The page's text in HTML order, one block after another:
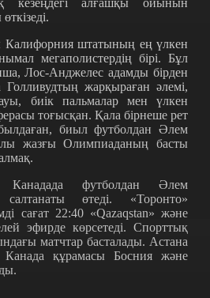
штатының ең үлкен
мегаполистердің бірі. Бұл
Лос-Анджелес адамды бірден
жарқыраған әлемі,
биік пальмалар мен үлкен
тоғысқан. Қала бірнеше рет
биыл футболдан Әлем
жазғы Олимпиаданың басты
Канадада футболдан Әлем
өтеді. «Торонто»
сағат 22:40 «Qazaqstan» және
эфирде көрсетеді. Спорттық
матчтар басталады. Астана
Канада құрамасы Босния және